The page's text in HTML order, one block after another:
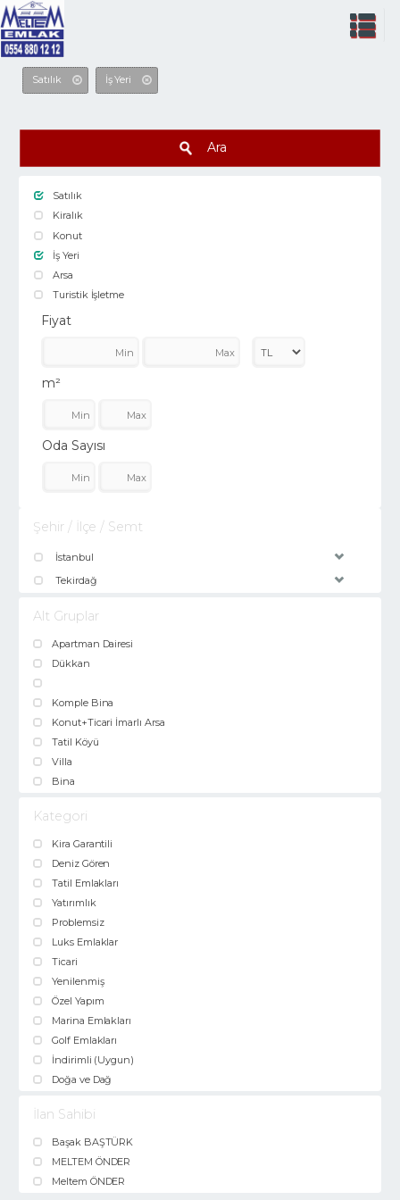
Satılık İş Yeri
Ara
Satılık
Kiralık
Konut
İş Yeri
Arsa
Turistik İşletme
Fiyat
m²
Oda Sayısı
Şehir / İlçe / Semt
İstanbul
Tekirdağ
Alt Gruplar
Apartman Dairesi
Dükkan
Komple Bina
Konut+Ticari İmarlı Arsa
Tatil Köyü
Villa
Bina
Kategori
Kira Garantili
Deniz Gören
Tatil Emlakları
Yatırımlık
Problemsiz
Luks Emlaklar
Ticari
Yenilenmiş
Özel Yapım
Marina Emlakları
Golf Emlakları
İndirimli (Uygun)
Doğa ve Dağ
İlan Sahibi
Başak BAŞTÜRK
MELTEM ÖNDER
Meltem ÖNDER